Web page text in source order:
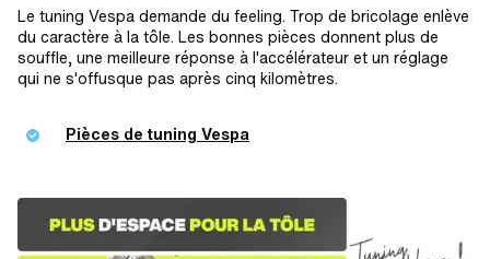
Le tuning Vespa demande du feeling. Trop de bricolage enlève
du caractère à la tôle. Les bonnes pièces donnent plus de
souffle, une meilleure réponse à l'accélérateur et un réglage
qui ne s'offusque pas après cinq kilomètres.
Pièces de tuning Vespa